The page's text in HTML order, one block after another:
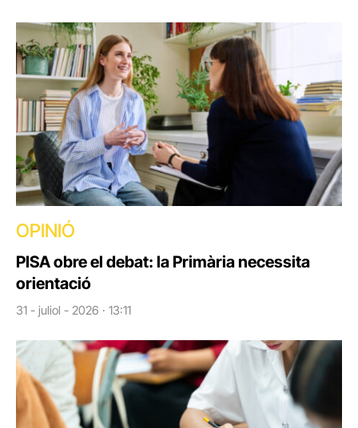
OPINIÓ
PISA obre el debat: la Primària necessita
orientació
31 - juliol - 2026 · 13:11